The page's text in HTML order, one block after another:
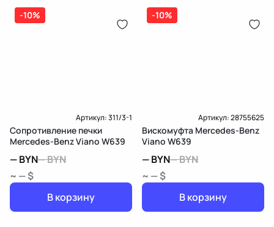
дозатор-распределитель топлива
Карта рассрочки онлайн
-10%
Артикул:311/3-1
Сопротивление печки
Mercedes-Benz Viano W639
—BYN—BYN
~ — $
В корзину
-10%
Артикул:28755625
Вискомуфта Mercedes-Benz
Viano W639
—BYN—BYN
~ — $
В корзину